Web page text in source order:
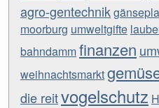
agro-gentechnik
moorburg umweltgifte
bahndammfinanzen
weihnachtsmarkt
die reitvogelschutz